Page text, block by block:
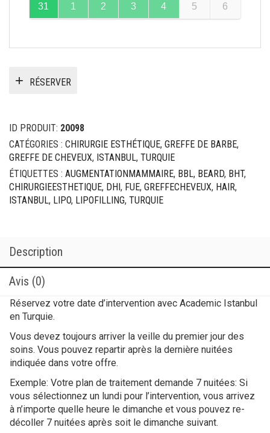
31 1 2 3 4 5 6
RÉSERVER
ID PRODUIT: 20098
CATÉGORIES : CHIRURGIE ESTHÉTIQUE, GREFFE DE BARBE,
GREFFE DE CHEVEUX, ISTANBUL, TURQUIE
ÉTIQUETTES : AUGMENTATIONMAMMAIRE, BBL, BEARD, BHT,
CHIRURGIEESTHETIQUE, DHI , FUE, GREFFECHEVEUX, HAIR,
ISTANBUL, LIPO, LIPOFILLING, TURQUIE
Description
Avis (0)
Réservez votre date d’intervention avec Academic Istanbul
en Turquie.
Vous devez toujours arriver la veille du premier jour des
soins. Vous pouvez repartir après la dernière nuitées
indiquée dans votre offre.
Exemple: Votre plan de traitement demande 7 nuitées: Si
vous sélectionnez un lundi pour l’intervention, vous arrivez
à n’importe quelle heure le dimanche et vous pouvez re-
décoller 7 nuitées après soit le dimanche suivant.